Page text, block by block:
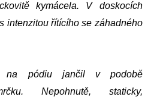
kymácela. V doskocích
intenzitou řítícího se záhadného
na pódiu jančil v podobě
Nepohnutě, staticky,